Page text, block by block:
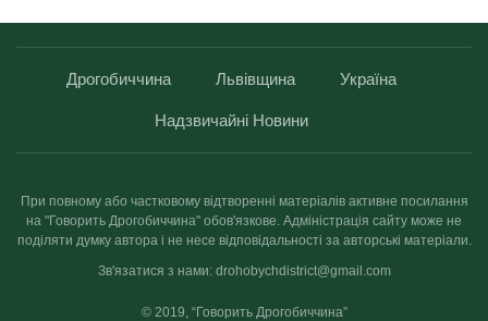
Дрогобиччина Львівщина Україна
Надзвичайні Новини
При повному або частковому відтворенні матеріалів активне посилання
на "Говорить Дрогобиччина" обов'язкове. Адміністрація сайту може не
поділяти думку автора і не несе відповідальності за авторські матеріали.
Зв'язатися з нами: drohobychdistrict@gmail.com
© 2019, “Говорить Дрогобиччина”